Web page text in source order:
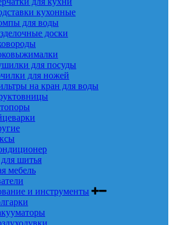
кухонные
для воды
доски
для посуды
для ножей
на кран для воды
шитья
мебель
и инструменты